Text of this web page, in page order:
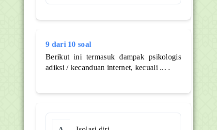
9 dari 10 soal
Berikut ini termasuk dampak psikologis
adiksi / kecanduan internet, kecuali ... .